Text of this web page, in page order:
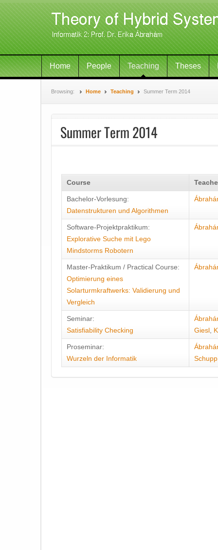
Home People Teaching Theses
Browsing: Home Teaching Summer Term 2014
Summer Term 2014
Course
Bachelor-Vorlesung:
Datenstrukturen und Algorithmen
Software-Projektpraktikum:
Explorative Suche mit Lego
Mindstorms Robotern
Master-Praktikum / Practical Course:
Optimierung eines
Solarturmkraftwerks: Validierung und
Vergleich
Seminar:
Satisfiability Checking
Giesl
Proseminar:
Wurzeln der Informatik
Schupp